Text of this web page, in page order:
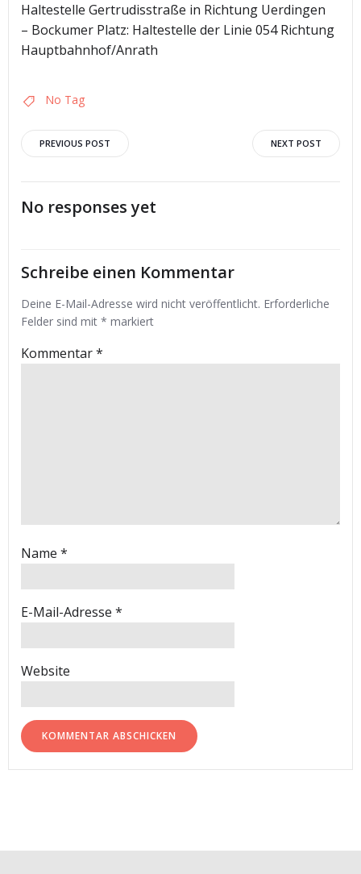
Haltestelle Gertrudisstraße in Richtung Uerdingen
– Bockumer Platz: Haltestelle der Linie 054 Richtung
Hauptbahnhof/Anrath
No Tag
Post
navigation
PREVIOUS POST
navigation
NEXT POST
No responses yet
Schreibe einen Kommentar
Deine E-Mail-Adresse wird nicht veröffentlicht. Erforderliche
Felder sind mit * markiert
Kommentar*
Name *
E-Mail-Adresse *
Website